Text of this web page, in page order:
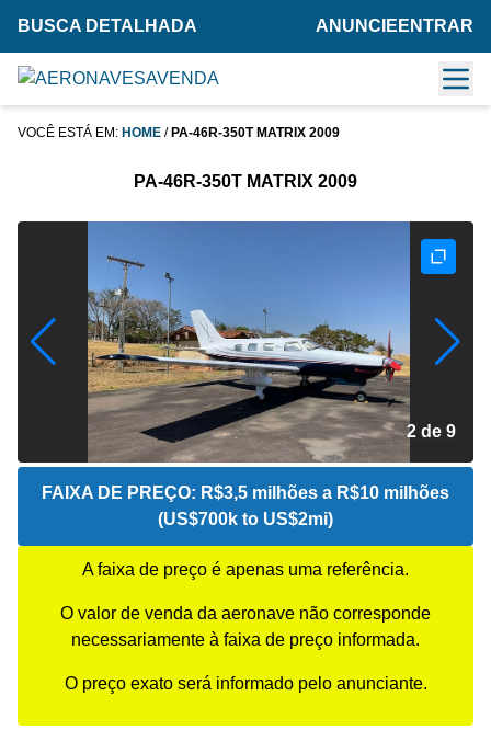
BUSCA DETALHADA ANUNCIE ENTRAR
VOCÊ ESTÁ EM: HOME / PA-46R-350T MATRIX 2009
PA-46R-350T MATRIX 2009
2 de 9
FAIXA DE PREÇO: R$3,5 milhões a R$10 milhões
(US$700k to US$2mi)
A faixa de preço é apenas uma referência.
O valor de venda da aeronave não corresponde
necessariamente à faixa de preço informada.
O preço exato será informado pelo anunciante.